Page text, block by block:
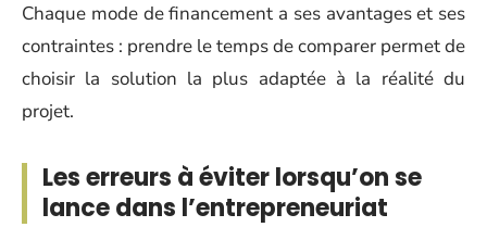
Chaque mode de financement a ses avantages et ses
contraintes : prendre le temps de comparer permet de
choisir la solution la plus adaptée à la réalité du
projet.
Les erreurs à éviter lorsqu’on se
lance dans l’entrepreneuriat